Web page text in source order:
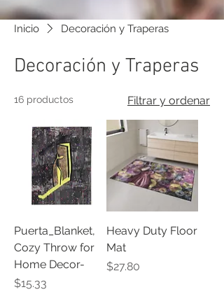
Inicio Decoración y Traperas
Decoración y Traperas
16 productos Filtrar y ordenar
Puerta_Blanket,
Cozy Throw for
Home Decor-
Precio
$15.33
Heavy Duty Floor
Mat
Precio
$27.80